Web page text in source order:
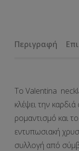
Περιγραφή
Το Valentina
κλέψει την
ρομαντισμό και
εντυπωσιακή
συλλογή από